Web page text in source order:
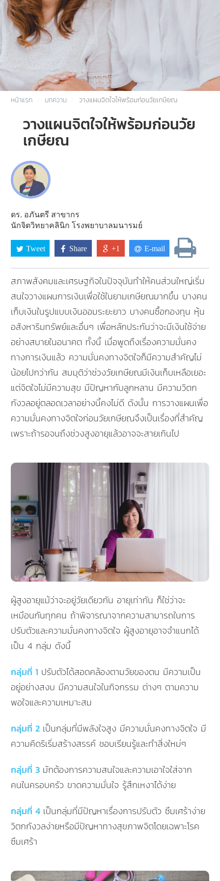
หน้าแรก บทความ วางแผนจิตใจให้พร้อมก่อนวัยเกษียณ
วางแผนจิตใจให้พร้อมก่อนวัย
เกษียณ
ดร. อภันตรี สาขากร
นักจิตวิทยาคลินิก โรงพยาบาลมนารมย์
Tweet Share +1 E-mail
สภาพสังคมและเศรษฐกิจในปัจจุบันทำให้คนส่วนใหญ่เริ่ม
สนใจวางแผนการเงินเพื่อใช้ในยามเกษียณมากขึ้น บางคน
เก็บเงินในรูปแบบเงินออมระยะยาว บางคนซื้อกองทุน หุ้น
อสังหาริมทรัพย์และอื่นๆ เพื่อหลักประกันว่าจะมีเงินใช้จ่าย
อย่างสบายในอนาคต ทั้งนี้ เมื่อพูดถึงเรื่องความมั่นคง
ทางการเงินแล้ว ความมั่นคงทางจิตใจก็มีความสำคัญไม่
น้อยไปกว่ากัน สมมุติว่าช่วงวัยเกษียณมีเงินเก็บเหลือเยอะ
แต่จิตใจไม่มีความสุข มีปัญหากับลูกหลาน มีความวิตก
กังวลอยู่ตลอดเวลาอย่างนี้คงไม่ดี ดังนั้น การวางแผนเพื่อ
ความมั่นคงทางจิตใจก่อนวัยเกษียณจึงเป็นเรื่องที่สำคัญ
เพราะถ้ารอจนถึงช่วงสูงอายุแล้วอาจจะสายเกินไป
ผู้สูงอายุแม้ว่าจะอยู่วัยเดียวกัน อายุเท่ากัน ก็ใช่ว่าจะ
เหมือนกันทุกคน ถ้าพิจารณาจากความสามารถในการ
ปรับตัวและความมั่นคงทางจิตใจ ผู้สูงอายุอาจจำแนกได้
เป็น 4 กลุ่ม ดังนี้
กลุ่มที่ 1 ปรับตัวได้สอดคล้องตามวัยของตน มีความเป็น
อยู่อย่างสงบ มีความสนใจในกิจกรรม ต่างๆ ตามความ
พอใจและความเหมาะสม
กลุ่มที่ 2 เป็นกลุ่มที่มีพลังใจสูง มีความมั่นคงทางจิตใจ มี
ความคิดริเริ่มสร้างสรรค์ ชอบเรียนรู้และทำสิ่งใหม่ๆ
กลุ่มที่ 3 มักต้องการความสนใจและความเอาใจใส่จาก
คนในครอบครัว ขาดความมั่นใจ รู้สึกเหงาได้ง่าย
กลุ่มที่ 4 เป็นกลุ่มที่มีปัญหาเรื่องการปรับตัว ซึมเศร้าง่าย
วิตกกังวลง่ายหรือมีปัญหาทางสุขภาพจิตโดยเฉพาะโรค
ซึมเศร้า